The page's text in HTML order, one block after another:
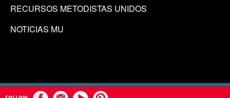
RECURSOS METODISTAS UNIDOS
NOTICIAS MU